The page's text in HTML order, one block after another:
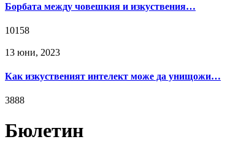
Борбата между човешкия и изкуствения…
10158
13 юни, 2023
Как изкуственият интелект може да унищожи…
3888
Бюлетин